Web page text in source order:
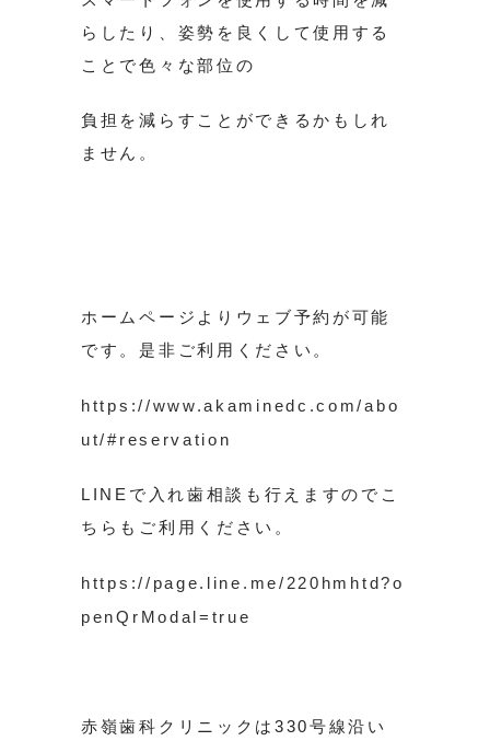
らしたり、姿勢を良くして使用する
ことで色々な部位の
負担を減らすことができるかもしれ
ません。
ホームページよりウェブ予約が可能
です。是非ご利用ください。
https://www.akaminedc.com/abo
ut/#reservation
LINEで入れ歯相談も行えますのでこ
ちらもご利用ください。
https://page.line.me/220hmhtd?o
penQrModal=true
赤嶺歯科クリニックは330号線沿い